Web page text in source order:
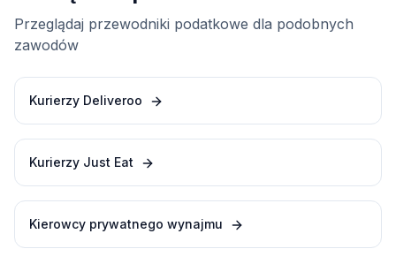
Przeglądaj przewodniki podatkowe dla podobnych
zawodów
Kurierzy Deliveroo
Kurierzy Just Eat
Kierowcy prywatnego wynajmu